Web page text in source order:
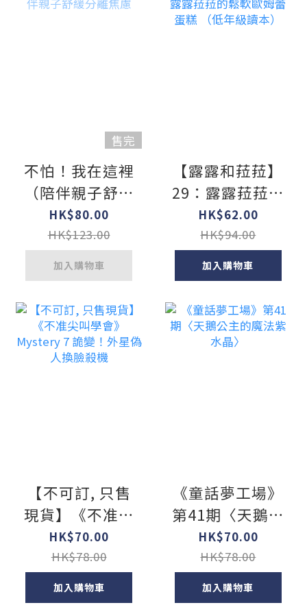
售完
不怕！我在這裡
（陪伴親子舒緩
分離焦慮
HK$80.00
HK$123.00
加入購物車
【露露和菈菈】
29：露露菈菈的
鬆軟歐姆蕾蛋糕
（低年級讀本）
HK$62.00
HK$94.00
加入購物車
【不可訂, 只售
現貨】《不准尖
叫學會》
Mystery 7 詭
變！外星偽人換
臉殺機
HK$70.00
HK$78.00
加入購物車
《童話夢工場》
第41期〈天鵝公
主的魔法紫水
晶〉
HK$70.00
HK$78.00
加入購物車